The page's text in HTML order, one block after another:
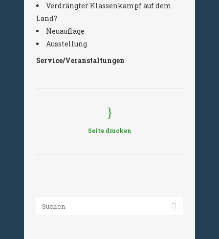
Verdrängter Klassenkampf auf dem
Land?
Neuauflage
Ausstellung
Service/Veranstaltungen
Seite drucken